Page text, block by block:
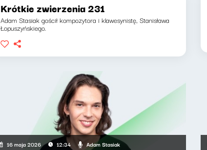
Krótkie zwierzenia 231
Adam Stasiak gościł kompozytora i klawesynistę, Stanisława
Łopuszyńskiego.
16 maja 2026 12:34 Adam Stasiak